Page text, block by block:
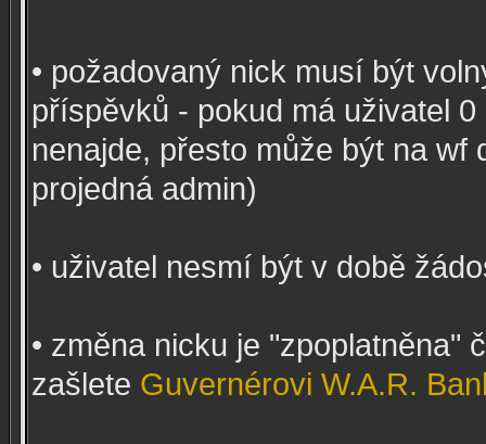
• požadovaný nick musí být
příspěvků - pokud má uživatel
nenajde, přesto může být na
projedná admin)
• uživatel nesmí být v době
• změna nicku je "zpoplatněna"
zašlete Guvernérovi W.A.R.